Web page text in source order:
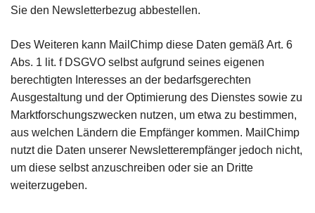
Sie den Newsletterbezug abbestellen.
Des Weiteren kann MailChimp diese Daten gemäß Art. 6
Abs. 1 lit. f DSGVO selbst aufgrund seines eigenen
berechtigten Interesses an der bedarfsgerechten
Ausgestaltung und der Optimierung des Dienstes sowie zu
Marktforschungszwecken nutzen, um etwa zu bestimmen,
aus welchen Ländern die Empfänger kommen. MailChimp
nutzt die Daten unserer Newsletterempfänger jedoch nicht,
um diese selbst anzuschreiben oder sie an Dritte
weiterzugeben.